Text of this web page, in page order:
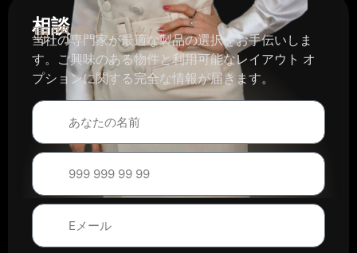
相談
専門家と一緒に
当社の専門家が最適な製品の選択をお手伝いしま
す。ご興味のある物件と利用可能なレイアウト オ
プションに関する完全な情報が届きます。